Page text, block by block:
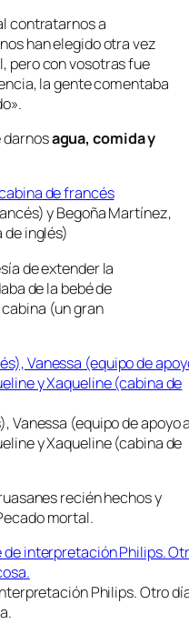
contratarnos a
han elegido otra vez
pero con vosotras fue
la gente comentaba
darnosagua, comida y
y Begoña Martínez,
inglés)
de extender la
de la bebé de
(un gran
Vanessa (equipo de apoyo
y Xaqueline (cabina de
recién hechos y
mortal.
Philips. Otro